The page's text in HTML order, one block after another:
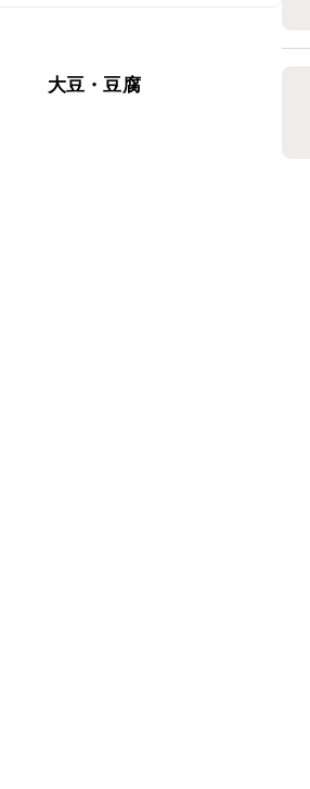
りください。
大豆・豆腐